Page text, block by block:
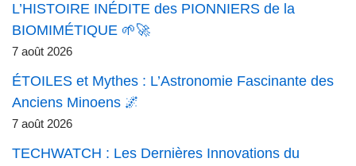
L’HISTOIRE INÉDITE des PIONNIERS de la
BIOMIMÉTIQUE 🌱🚀
7 août 2026
ÉTOILES et Mythes : L’Astronomie Fascinante des
Anciens Minoens 🌌
7 août 2026
TECHWATCH : Les Dernières Innovations du